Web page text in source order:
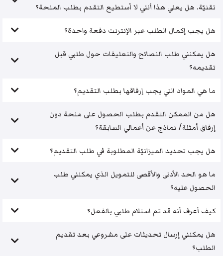
تقنيّة. هل يعني هذا أنني لا أستطيع التقدم بطلب المنحة؟
هل يجب إكمال الطلب عبر الإنترنت دفعة واحدة؟
هل يمكنني طلب النصائح والتعليقات حول طلبي قبل
تقديمه؟
ما هي المواد التي يجب إرفاقها بطلب التقديم؟
هل من الممكن التقدم بطلب الحصول على منحة دون
إرفاق أمثلة/ نماذج عن أعمالي السابقة؟
هل يجب تحديد الميزانيّة المطلوبة في طلب التقديم؟
ما هو الحد الأدنى والأقصى للتمويل الذي يمكنني طلب
الحصول عليه؟
كيف أعرف أنه قد تم استلام طلبي بالفعل؟
هل يمكنني إرسال تحديثات على مشروعي بعد تقديم
الطلب؟